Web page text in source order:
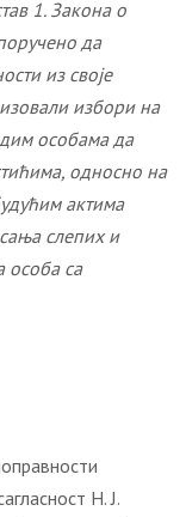
1. Закона о
да
из своје
избори на
особама да
односно на
актима
слепих и
особа са
Н. Ј.